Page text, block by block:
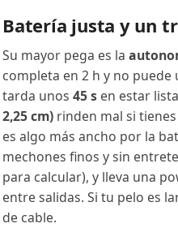
Batería justa y un
Su mayor pega es la
completa en 2 h y no
tarda unos 45 s en estar
2,25 cm) rinden mal si
es algo más ancho por la
mechones finos y sin
para calcular), y lleva una
entre salidas. Si tu pelo es
de cable.